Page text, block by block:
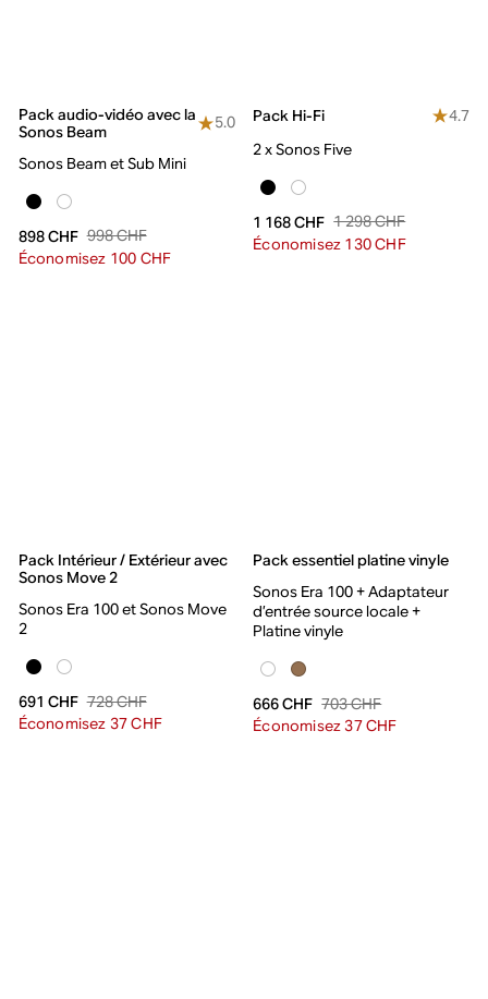
Pack audio-vidéo avec la
Sonos Beam
5.0
Sonos Beam et Sub Mini
898 CHF 998 CHF
Économisez 100 CHF
Pack Hi-Fi
4.7
2 x Sonos Five
1 168 CHF 1 298 CHF
Économisez 130 CHF
Pack Intérieur / Extérieur avec
Sonos Move 2
Sonos Era 100 et Sonos Move
2
691 CHF 728 CHF
Économisez 37 CHF
Pack essentiel platine vinyle
Sonos Era 100 + Adaptateur
d’entrée source locale +
Platine vinyle
666 CHF 703 CHF
Économisez 37 CHF